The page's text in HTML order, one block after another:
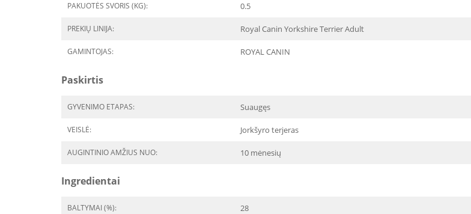
PAKUOTĖS SVORIS (KG): 0.5
PREKIŲ LINIJA: Royal Canin Yorkshire Terrier Adult
GAMINTOJAS: ROYAL CANIN
Paskirtis
GYVENIMO ETAPAS: Suaugęs
VEISLĖ: Jorkšyro terjeras
AUGINTINIO AMŽIUS NUO: 10 mėnesių
Ingredientai
BALTYMAI (%): 28